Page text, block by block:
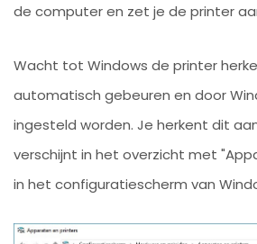
de computer en zet je de printer
Wacht tot Windows de printer
automatisch gebeuren en door
ingesteld worden. Je herkent dit
verschijnt in het overzicht met
in het configuratiescherm van